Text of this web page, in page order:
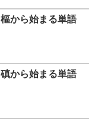
樞から始まる単語
磌から始まる単語